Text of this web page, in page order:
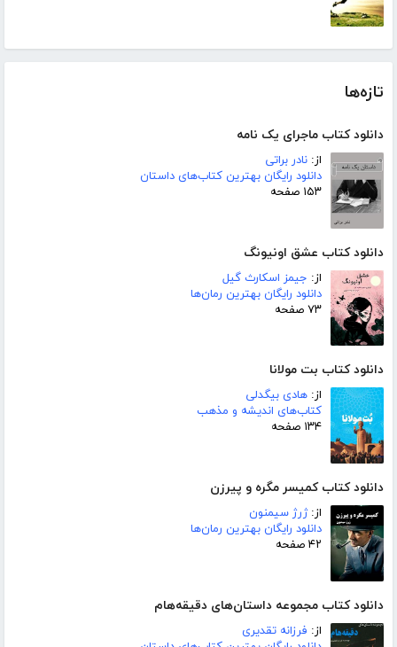
تازه‌ها
دانلود کتاب ماجرای یک نامه
از: نادر براتی
دانلود رایگان بهترین کتاب‌های داستان
۱۵۳ صفحه
دانلود کتاب عشق اونیونگ
از: جیمز اسکارث گیل
دانلود رایگان بهترین رمان‌ها
۷۳ صفحه
دانلود کتاب بت مولانا
از: هادی بیگدلی
کتاب‌های اندیشه و مذهب
۱۳۴ صفحه
دانلود کتاب کمیسر مگره و پیرزن
از:ژرژ سیمنون
دانلود رایگان بهترین رمان‌ها
۴۲ صفحه
دانلود کتاب مجموعه داستان‌های دقیقه‌هام
از: فرزانه تقدیری